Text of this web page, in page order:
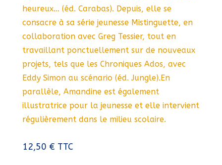
heureux… (éd. Carabas). Depuis, elle se
consacre à sa série jeunesse Mistinguette, en
collaboration avec Greg Tessier, tout en
travaillant ponctuellement sur de nouveaux
projets, tels que les Chroniques Ados, avec
Eddy Simon au scénario (éd. Jungle).En
parallèle, Amandine est également
illustratrice pour la jeunesse et elle intervient
régulièrement dans le milieu scolaire.
12,50 € TTC